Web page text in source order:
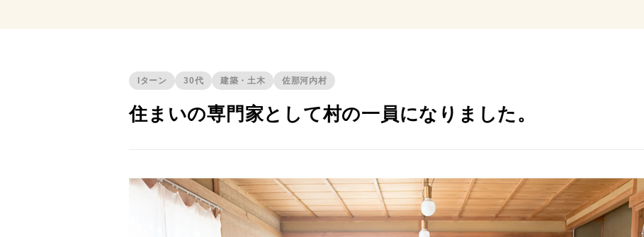
Iターン 30代 建築・土木 佐那河内村
住まいの専門家として村の一員になりました。